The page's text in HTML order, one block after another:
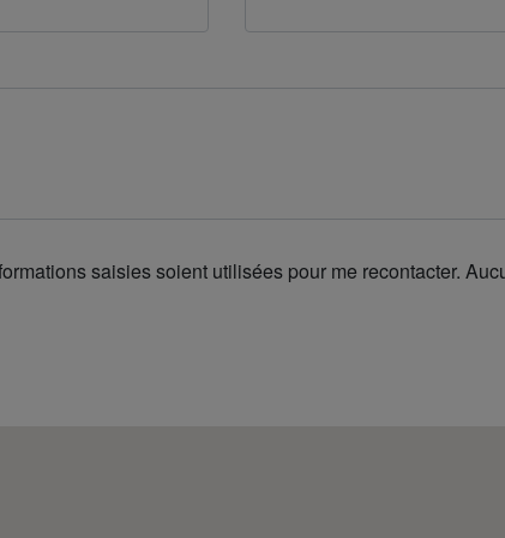
saisies soient utilisées pour me recontacter.